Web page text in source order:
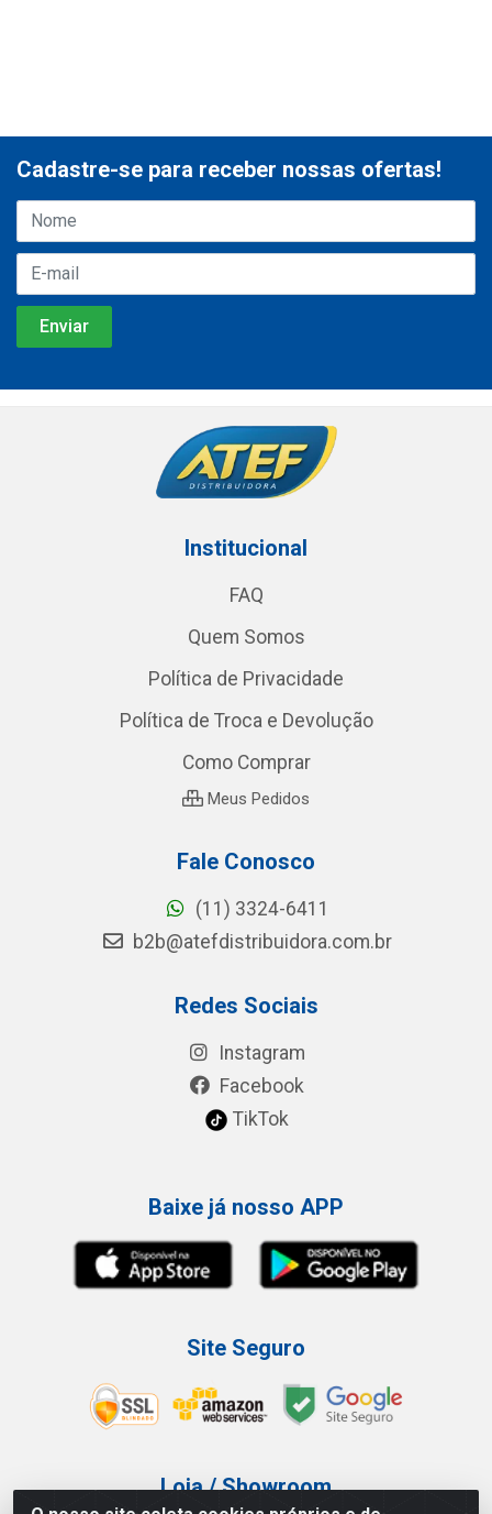
Cadastre-se para receber nossas ofertas!
Institucional
FAQ
Quem Somos
Política de Privacidade
Política de Troca e Devolução
Como Comprar
Meus Pedidos
Fale Conosco
(11) 3324-6411
b2b@atefdistribuidora.com.br
Redes Sociais
Instagram
Facebook
TikTok
Baixe já nosso APP
Site Seguro
Loja / Showroom